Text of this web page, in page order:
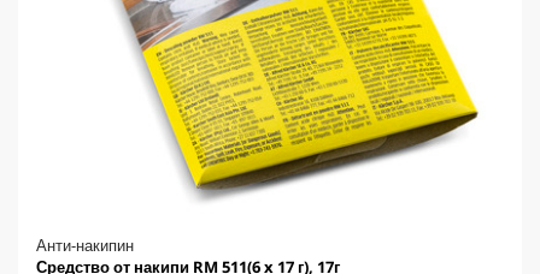
Анти-накипин
Средство от накипи RM 511(6 x 17 г), 17г